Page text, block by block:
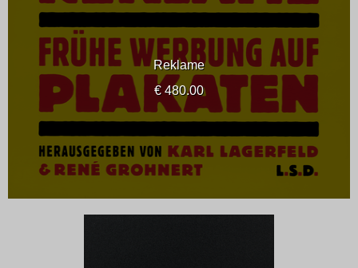
Reklame
€ 480.00